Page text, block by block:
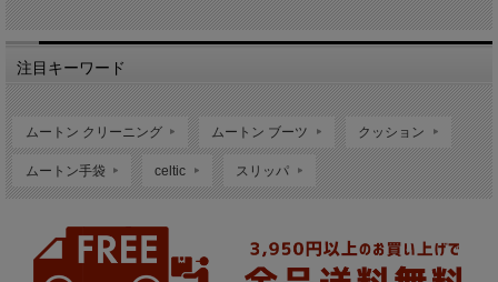
注目キーワード
ムートン クリーニング ムートン ブーツ クッション
ムートン手袋 celtic スリッパ